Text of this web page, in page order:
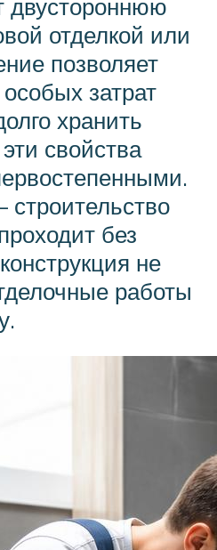
двустороннюю
отделкой или
позволяет
затрат
хранить
свойства
без
не
работы